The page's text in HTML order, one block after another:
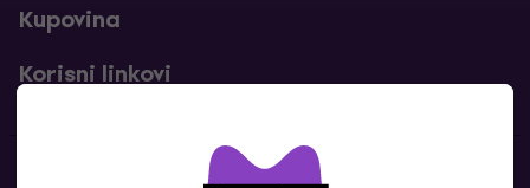
Kupovina
Korisni linkovi